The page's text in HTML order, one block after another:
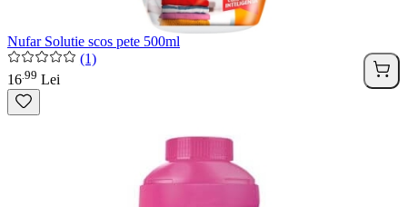
Nufar Solutie scos pete 500ml
(1)
16 99 Lei